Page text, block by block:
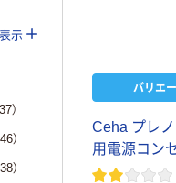
バリエ
Ceha プレ
用電源コン
示
）
）
）